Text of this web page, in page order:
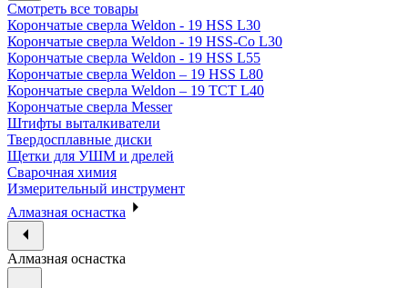
Смотреть все товары
Корончатые сверла Weldon - 19 HSS L30
Корончатые сверла Weldon - 19 HSS-Co L30
Корончатые сверла Weldon - 19 HSS L55
Корончатые сверла Weldon – 19 HSS L80
Корончатые сверла Weldon – 19 TCT L40
Корончатые сверла Messer
Штифты выталкиватели
Твердосплавные диски
Щетки для УШМ и дрелей
Сварочная химия
Измерительный инструмент
Алмазная оснастка
Алмазная оснастка